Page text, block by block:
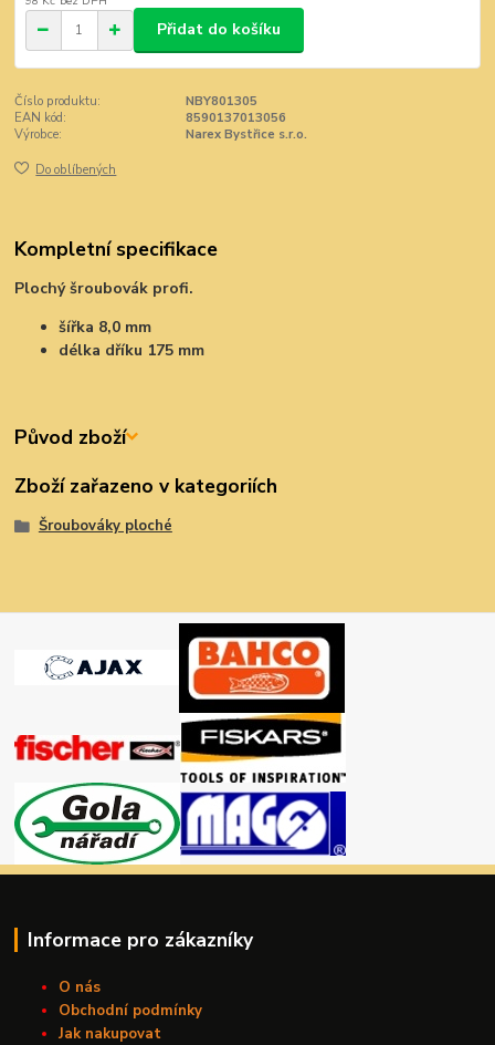
Přidat do košíku
Číslo produktu:
NBY801305
EAN kód:
8590137013056
Výrobce:
Narex Bystřice s.r.o.
Do oblíbených
Kompletní specifikace
Plochý šroubovák profi.
šířka 8,0 mm
délka dříku 175 mm
Původ zboží
Zboží zařazeno v kategoriích
Šroubováky ploché
Informace pro zákazníky
O nás
Obchodní podmínky
Jak nakupovat